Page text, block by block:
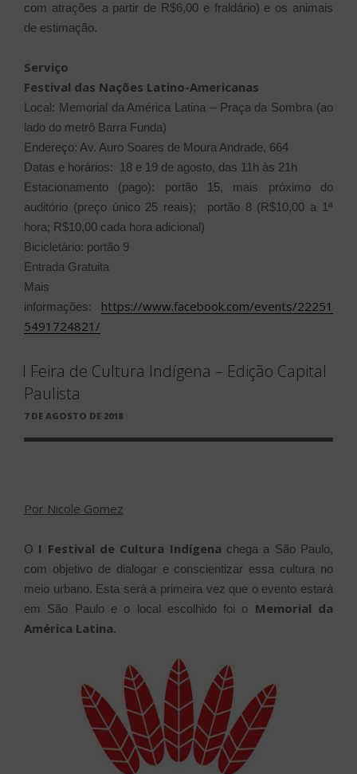
com atrações a partir de R$6,00 e fraldário) e os animais
de estimação.
Serviço
Festival das Nações Latino-Americanas
Local: Memorial da América Latina – Praça da Sombra (ao
lado do metrô Barra Funda)
Endereço: Av. Auro Soares de Moura Andrade, 664
Datas e horários: 18 e 19 de agosto, das 11h às 21h
Estacionamento (pago): portão 15, mais próximo do
auditório (preço único 25 reais); portão 8 (R$10,00 a 1ª
hora; R$10,00 cada hora adicional)
Bicicletário: portão 9
Entrada Gratuita
Mais
informações: https://www.facebook.com/events/22251
5491724821/
I Feira de Cultura Indígena – Edição Capital
Paulista
PUBLICADO
7 DE AGOSTO DE 2018
Por Nicole Gomez
O I Festival de Cultura Indígena chega a São Paulo,
com objetivo de dialogar e conscientizar essa cultura no
meio urbano. Esta será a primeira vez que o evento estará
em São Paulo e o local escolhido foi o Memorial da
América Latina.